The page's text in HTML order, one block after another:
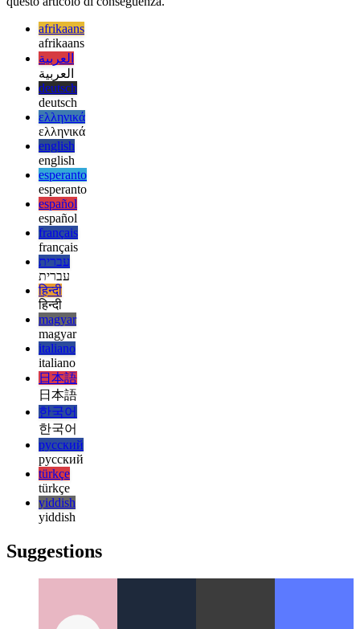
Al momento della scrittura, questa modifica non è ancora disponibile
per l'utilizzo pubblico, poiché l'ultima versione 16.4.2 di Node.js
corrente utilizza l'ultima versione stabile di V8, ovvero la 9.1.
Quando Node.js inizierà a utilizzare la versione 9.3, aggiornerò
questo articolo di conseguenza.
afrikaans
afrikaans
العربية
العربية
deutsch
deutsch
ελληνικά
ελληνικά
english
english
esperanto
esperanto
español
español
français
français
עברית
עברית
हिन्दी
हिन्दी
magyar
magyar
italiano
italiano
日本語
日本語
한국어
한국어
русский
русский
türkçe
yiddish
Suggestions